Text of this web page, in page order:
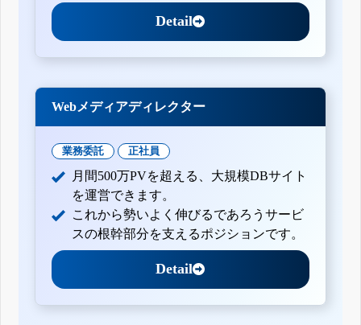
Detail
Webメディアディレクター
業務委託 正社員
月間500万PVを超える、大規模DBサイト
を運営できます。
これから勢いよく伸びるであろうサービ
スの根幹部分を支えるポジションです。
Detail